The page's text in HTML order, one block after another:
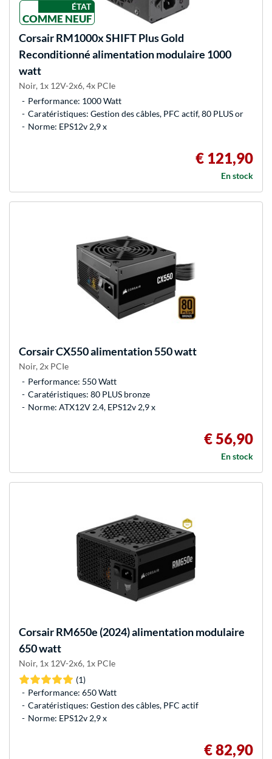
ÉTAT
COMME NEUF
CorsairRM1000x SHIFT Plus Gold
Reconditionné alimentation modulaire 1000
watt
Noir, 1x 12V-2x6, 4x PCIe
Performance: 1000 Watt
Caratéristiques: Gestion des câbles, PFC actif, 80 PLUS or
Norme: EPS12v 2,9 x
€ 121,90
En stock
CorsairCX550 alimentation 550 watt
Noir, 2x PCIe
Performance: 550 Watt
Caratéristiques: 80 PLUS bronze
Norme: ATX12V 2.4, EPS12v 2,9 x
€ 56,90
En stock
CorsairRM650e (2024) alimentation modulaire
650 watt
Noir, 1x 12V-2x6, 1x PCIe
(1)
Performance: 650 Watt
Caratéristiques: Gestion des câbles, PFC actif
Norme: EPS12v 2,9 x
€ 82,90